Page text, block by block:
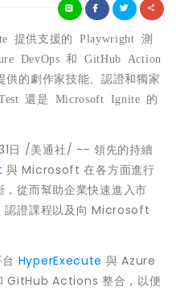
提供支援的 Playwright 測
DevOps和
GitHub Action
供的劇作家技能、認證和獨家
還是 Microsoft Ignite 的
日 /美通社/ -- 領先的持續
與 Microsoft 在各方面進行
從而幫助企業快速進入市
認證課程以及向 Microsoft
HyperExecute 與 Azure
GitHub Actions 整合，以便